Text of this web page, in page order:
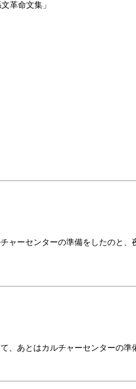
革命文集」
ャーセンターの準備をしたのと
、あとはカルチャーセンターの準